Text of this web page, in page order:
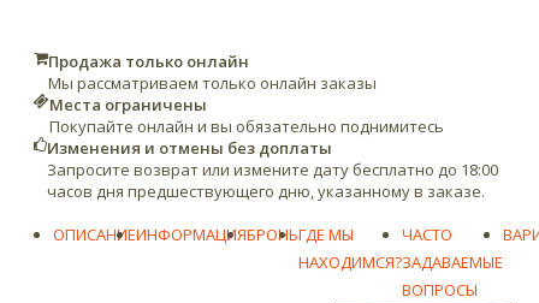
Продажа только онлайн
Мы рассматриваем только онлайн заказы
Места ограничены
Покупайте онлайн и вы обязательно поднимитесь
Изменения и отмены без доплаты
Запросите возврат или измените дату бесплатно до 18:00
часов дня предшествующего дню, указанному в заказе.
ОПИСАНИЕИНФОРМАЦИЯБРОНЬГДЕ МЫ
НАХОДИМСЯ?
ЧАСТО
ЗАДАВАЕМЫЕ
ВОПРОСЫ